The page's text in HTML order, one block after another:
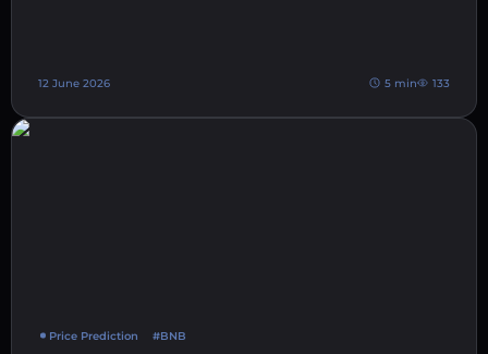
12 June 2026 5 min 133
Price Prediction #BNB